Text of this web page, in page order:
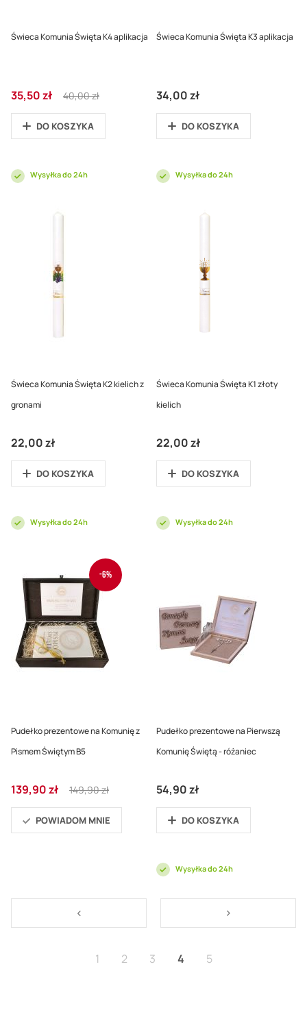
Świeca Komunia Święta K4 aplikacja
Cena
promocyjna
35,50 zł
Regular
Price
40,00 zł
DO KOSZYKA
Wysyłka do 24h
Świeca Komunia Święta K3 aplikacja
34,00 zł
DO KOSZYKA
Wysyłka do 24h
Świeca Komunia Święta K2 kielich z
gronami
22,00 zł
DO KOSZYKA
Wysyłka do 24h
Świeca Komunia Święta K1 złoty
kielich
22,00 zł
DO KOSZYKA
Wysyłka do 24h
-6%
Pudełko prezentowe na Komunię z
Pismem Świętym B5
Cena
promocyjna
139,90 zł
Regular
Price
149,90 zł
POWIADOM MNIE
Pudełko prezentowe na Pierwszą
Komunię Świętą - różaniec
54,90 zł
DO KOSZYKA
Wysyłka do 24h
Strona
<
Strona
1 Strona
2 Strona
3 Aktualnie czytasz
4 Strona
5
Strona
>